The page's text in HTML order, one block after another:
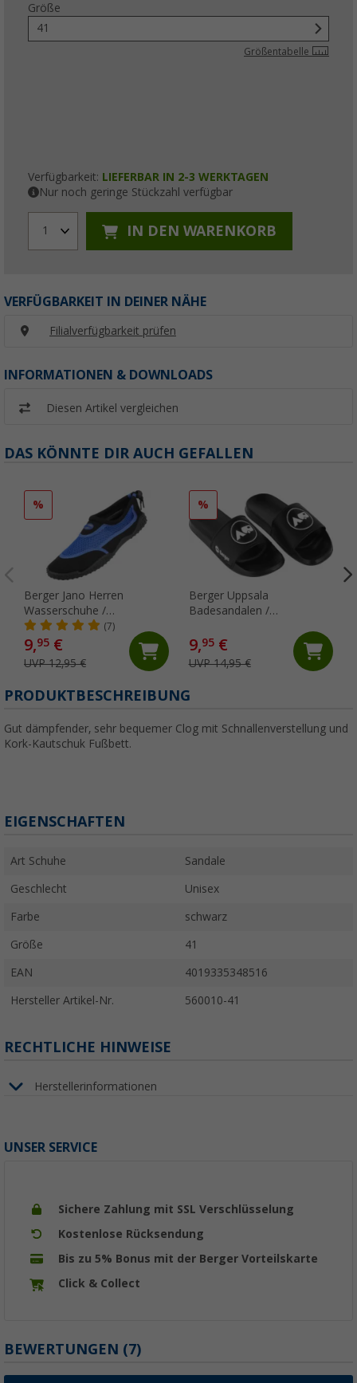
Größe
41
Größentabelle
Verfügbarkeit: LIEFERBAR IN 2-3 WERKTAGEN
Nur noch geringe Stückzahl verfügbar
1 IN DEN WARENKORB
VERFÜGBARKEIT IN DEINER NÄHE
Filialverfügbarkeit prüfen
INFORMATIONEN & DOWNLOADS
Diesen Artikel vergleichen
DAS KÖNNTE DIR AUCH GEFALLEN
%
Berger Jano Herren
Wasserschuhe /
Neoprenschuhe(7)
9,95 €
UVP 12,95 €
%
Berger Uppsala
Badesandalen /
9,95€
UVP 14,95 €
PRODUKTBESCHREIBUNG
Gut dämpfender, sehr bequemer Clog mit Schnallenverstellung und
Kork-Kautschuk Fußbett.
EIGENSCHAFTEN
Art Schuhe Sandale
Geschlecht Unisex
Farbe schwarz
Größe 41
EAN 4019335348516
Hersteller Artikel-Nr. 560010-41
RECHTLICHE HINWEISE
Herstellerinformationen
UNSER SERVICE
Sichere Zahlung mit SSL Verschlüsselung
Kostenlose Rücksendung
Bis zu 5% Bonus mit der Berger Vorteilskarte
Click & Collect
BEWERTUNGEN (7)